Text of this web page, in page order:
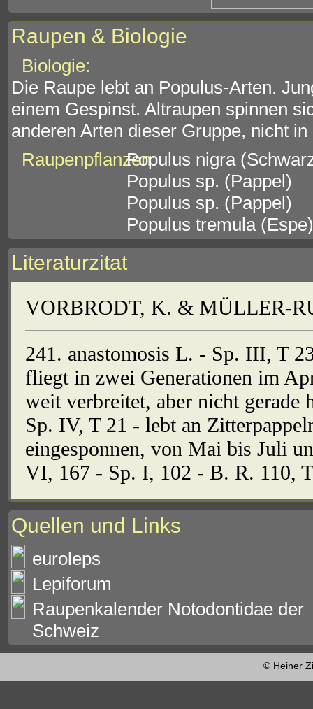
Raupen & Biologie
Biologie:
Die Raupe lebt an Populus-Arten.
einem Gespinst. Altraupen spinnen
anderen Arten dieser Gruppe, nicht
Raupenpflanzen:Populus nigra
Populus sp. (Pappel)
Populus sp. (Pappel)
Populus tremula (Espe)
Literaturzitat
VORBRODT, K. & MÜLLER-
241. anastomosis L. - Sp. III, T
fliegt in zwei Generationen im
weit verbreitet, aber nicht
Sp. IV, T 21 - lebt an
eingesponnen, von Mai bis Juli
VI, 167 - Sp. I, 102 - B. R. 110,
Quellen und Links
euroleps
Lepiforum
Raupenkalender Notodontidae der
Schweiz
© Heiner